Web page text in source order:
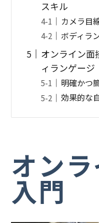
スキル
カメラ目
ボディラ
オンライン面
ィランゲージ
明確かつ
効果的な
オン
入門